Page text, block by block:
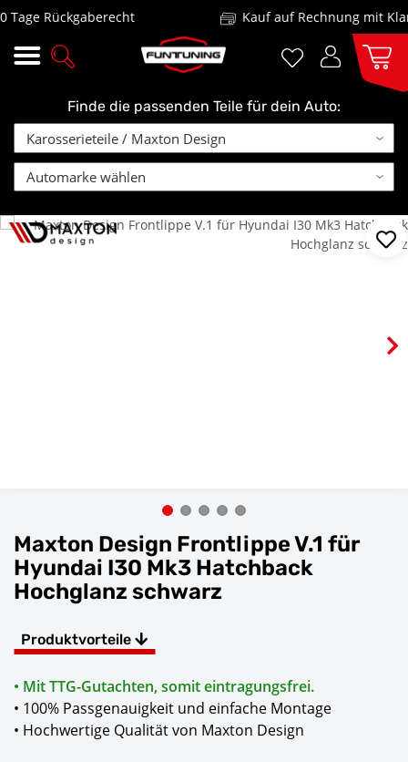
Rückgaberecht Kauf auf Rechnung mit
Finde die passenden Teile für dein Auto:
Maxton Design Frontlippe V.1 für
Hyundai I30 Mk3 Hatchback
Hochglanz schwarz
Produktvorteile
• Mit TTG-Gutachten, somit eintragungsfrei.
• 100% Passgenauigkeit und einfache Montage
• Hochwertige Qualität von Maxton Design